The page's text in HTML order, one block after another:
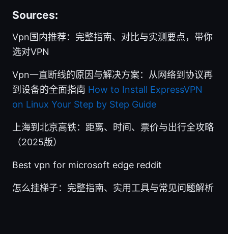
Sources:
Vpn国内推荐：完整指南、对比与实测要点，带你
选对VPN
Vpn一直断线的原因与解决方案：从网络到协议再
到设备的全面指南 How to Install ExpressVPN
on Linux Your Step by Step Guide
上海到北京高铁：距离、时间、票价与出行全攻略
（2025版）
Best vpn for microsoft edge reddit
怎么挂梯子：完整指南、实用工具与常见问题解析